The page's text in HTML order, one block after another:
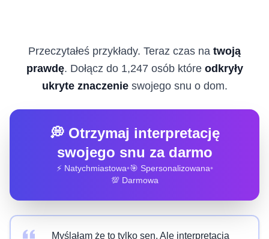
Przeczytałeś przykłady. Teraz czas na twoją
prawdę. Dołącz do 1,247 osób które odkryły
ukryte znaczenieswojego snu o dom.
💭 Otrzymaj interpretację
swojego snu za darmo
⚡ Natychmiastowa•🎯 Spersonalizowana•
💯 Darmowa
Myślałam że to tylko sen. Ale interpretacja